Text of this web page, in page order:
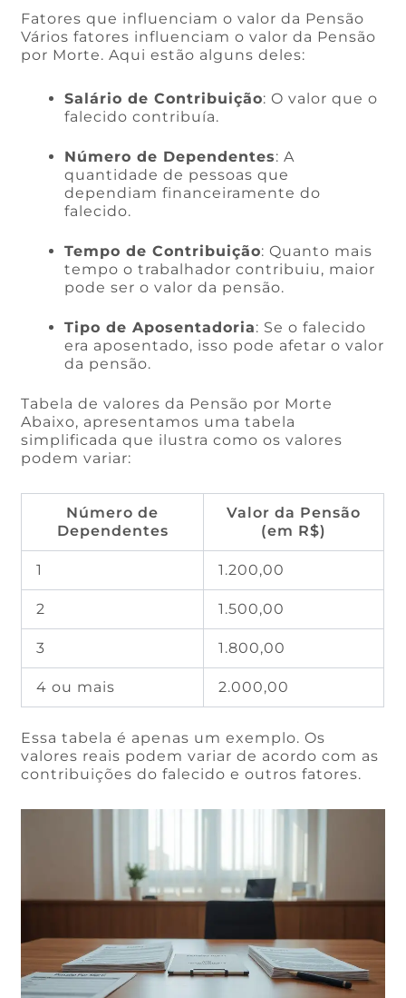
Fatores que influenciam o valor da Pensão
Vários fatores influenciam o valor da Pensão
por Morte. Aqui estão alguns deles:
Salário de Contribuição: O valor que o
falecido contribuía.
Número de Dependentes: A
quantidade de pessoas que
dependiam financeiramente do
falecido.
Tempo de Contribuição: Quanto mais
tempo o trabalhador contribuiu, maior
pode ser o valor da pensão.
Tipo de Aposentadoria: Se o falecido
era aposentado, isso pode afetar o valor
da pensão.
Tabela de valores da Pensão por Morte
Abaixo, apresentamos uma tabela
simplificada que ilustra como os valores
podem variar:
Número de
Dependentes
Valor da Pensão
(em R$)
1 1.200,00
2 1.500,00
3 1.800,00
4 ou mais 2.000,00
Essa tabela é apenas um exemplo. Os
valores reais podem variar de acordo com as
contribuições do falecido e outros fatores.